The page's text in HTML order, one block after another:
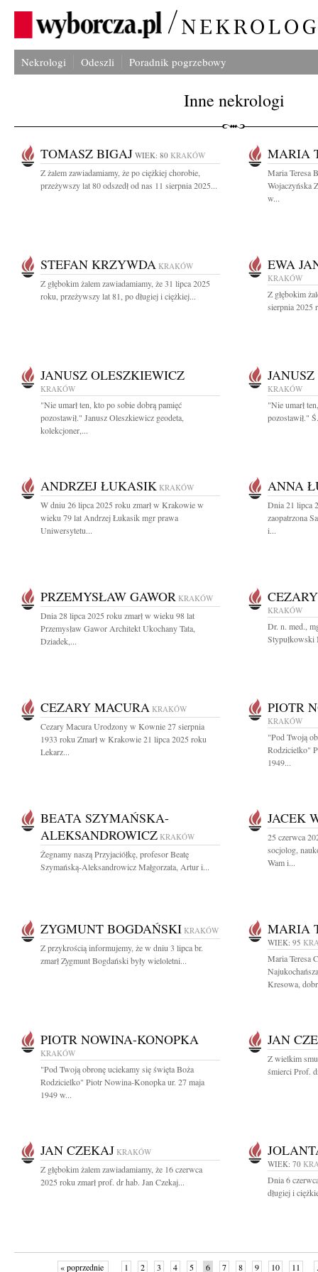
Nekrologi Odeszli Poradnik pogrzebowy
Inne nekrologi
TOMASZ BIGAJ WIEK: 80 KRAKÓW
Z żalem zawiadamiamy, że po ciężkiej chorobie,
przeżywszy lat 80 odszedł od nas 11 sierpnia 2025...
MARIA
Maria Teresa
Wojaczyńska
w...
STEFAN KRZYWDA KRAKÓW
Z głębokim żalem zawiadamiamy, że 31 lipca 2025
roku, przeżywszy lat 81, po długiej i ciężkiej...
EWA
KRAKÓW
Z głębokim
sierpnia 2025
JANUSZ OLESZKIEWICZ
KRAKÓW
"Nie umarł ten, kto po sobie dobrą pamięć
pozostawił." Janusz Oleszkiewicz geodeta,
kolekcjoner,...
KRAKÓW
"Nie umarł
pozostawił."
ANDRZEJ ŁUKASIK KRAKÓW
W dniu 26 lipca 2025 roku zmarł w Krakowie w
wieku 79 lat Andrzej Łukasik mgr prawa
Uniwersytetu...
ANNA
Dnia 21 lipca
zaopatrzona
i...
PRZEMYSŁAW GAWOR KRAKÓW
Dnia 28 lipca 2025 roku zmarł w wieku 98 lat
Przemysław Gawor Architekt Ukochany Tata,
Dziadek,...
KRAKÓW
Dr. n. med.,
Stypułkowski
CEZARY MACURA KRAKÓW
Cezary Macura Urodzony w Kownie 27 sierpnia
1933 roku Zmarł w Krakowie 21 lipca 2025 roku
Lekarz...
PIOTR
KRAKÓW
"Pod Twoją
Rodzicielko"
1949...
BEATA SZYMAŃSKA-
ALEKSANDROWICZ KRAKÓW
Żegnamy naszą Przyjaciółkę, profesor Beatę
Szymańską-Aleksandrowicz Małgorzata, Artur i...
JACEK
25 czerwca
socjolog,
Wam i...
ZYGMUNT BOGDAŃSKI KRAKÓW
Z przykrością informujemy, że w dniu 3 lipca br.
zmarł Zygmunt Bogdański były wieloletni...
MARIA
WIEK: 95
Maria Teresa
Kresowa,
PIOTR NOWINA-KONOPKA
KRAKÓW
"Pod Twoją obronę uciekamy się święta Boża
Rodzicielko" Piotr Nowina-Konopka ur. 27 maja
1949 w...
JAN
Z wielkim
śmierci Prof.
JAN CZEKAJ KRAKÓW
Z głębokim żalem zawiadamiamy, że 16 czerwca
2025 roku zmarł prof. dr hab. Jan Czekaj...
WIEK: 70
Dnia 6
długiej i
« poprzednie 1 2 3 4 5 6 7 8 9 10 11